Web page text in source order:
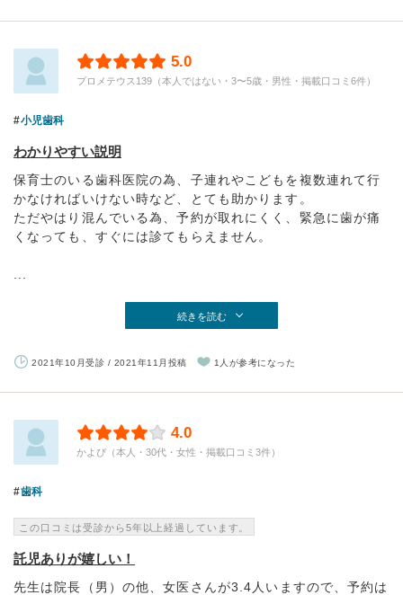
5.0
プロメテウス139（本人ではない・3〜5歳・男性・掲載口コミ6件）
小児歯科
わかりやすい説明
保育士のいる歯科医院の為、子連れやこどもを複数連れて行
かなければいけない時など、とても助かります。
ただやはり混んでいる為、予約が取れにくく、緊急に歯が痛
くなっても、すぐには診てもらえません。
続きを読む
2021年10月受診 / 2021年11月投稿 1人が参考になった
4.0
かよぴ（本人・30代・女性・掲載口コミ3件）
歯科
この口コミは受診から5年以上経過しています。
託児ありが嬉しい！
先生は院長（男）の他、女医さんが3.4人いますので、予約は